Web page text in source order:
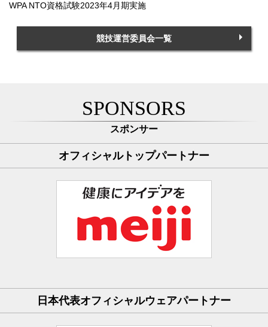
WPA NTO資格試験2023年4月期実施
競技運営委員会一覧
SPONSORS
スポンサー
オフィシャルトップパートナー
日本代表オフィシャルウェアパートナー